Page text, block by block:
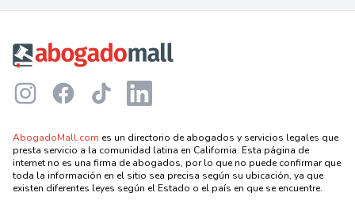
InstagramFacebookTikTok LinkedIn
AbogadoMall.com es un directorio de abogados y servicios legales que
presta servicio a la comunidad latina en California. Esta página de
internet no es una firma de abogados, por lo que no puede confirmar que
toda la información en el sitio sea precisa según su ubicación, ya que
existen diferentes leyes según el Estado o el país en que se encuentre.